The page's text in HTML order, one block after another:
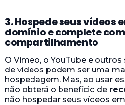
3. Hospede seus vídeos
domínio e complete
compartilhamento
O Vimeo, o YouTube e
de vídeos podem ser uma
hospedagem. Mas, ao usar
não obterá o benefício de
não hospedar seus vídeos